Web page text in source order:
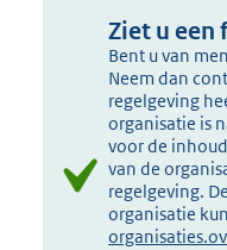
Ziet u een
Bent u van
Neem dan
regelgeving
organisatie is
voor de
van de
regelgeving.
organisatie